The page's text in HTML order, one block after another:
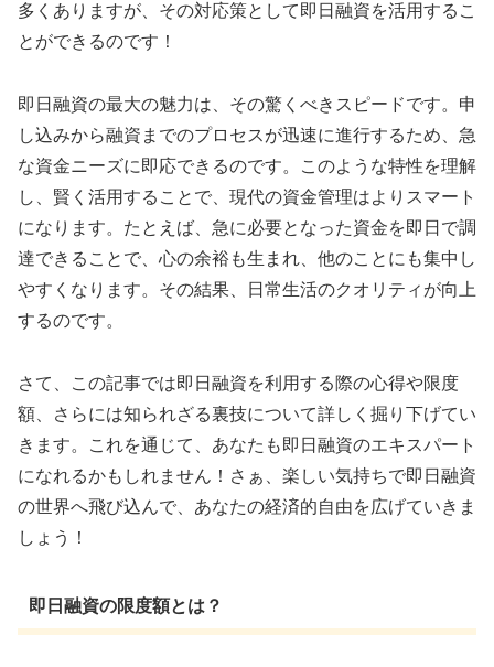
多くありますが、その対応策として即日融資を活用するこ
とができるのです！
即日融資の最大の魅力は、その驚くべきスピードです。申
し込みから融資までのプロセスが迅速に進行するため、急
な資金ニーズに即応できるのです。このような特性を理解
し、賢く活用することで、現代の資金管理はよりスマート
になります。たとえば、急に必要となった資金を即日で調
達できることで、心の余裕も生まれ、他のことにも集中し
やすくなります。その結果、日常生活のクオリティが向上
するのです。
さて、この記事では即日融資を利用する際の心得や限度
額、さらには知られざる裏技について詳しく掘り下げてい
きます。これを通じて、あなたも即日融資のエキスパート
になれるかもしれません！さぁ、楽しい気持ちで即日融資
の世界へ飛び込んで、あなたの経済的自由を広げていきま
しょう！
即日融資の限度額とは？